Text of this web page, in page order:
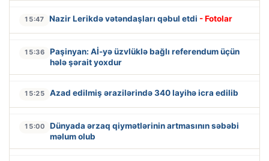
15:47 Nazir Lerikdə vətəndaşları qəbul etdi - Fotolar
15:36
Paşinyan: Aİ-yə üzvlüklə bağlı referendum üçün
hələ şərait yoxdur
15:25 Azad edilmiş ərazilərində 340 layihə icra edilib
15:00
Dünyada ərzaq qiymətlərinin artmasının səbəbi
məlum olub